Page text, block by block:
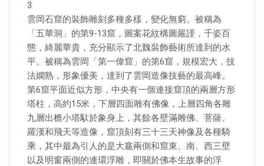
3
雲岡石窟的裝飾雕刻多種多樣，變化無窮。被稱為
「五華洞」的第9-13窟，圖案花紋構圖嚴謹，千姿百
態，綺麗華貴，充分顯示了北魏裝飾藝術所達到的水
平。被稱為雲岡「第一偉窟」的第6窟，規模宏大，技
法嫻熟，形象優美，達到了雲岡造像技藝的最高峰。
第6窟平面近似方形，中央有一個連接窟頂的兩層方形
塔柱，高約15米，下層四面雕有佛像，上層四角各雕
九層出檐小塔馱於象身上，其餘各壁滿雕佛、菩薩、
羅漢和飛天等造像，窟頂刻有三十三天神像及各種騎
乘，其中最為引人的是大龕兩側和窟東、南、西三壁
以及明窗兩側的連環浮雕，即關於佛本生故事的浮